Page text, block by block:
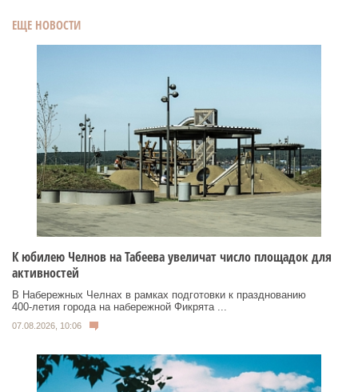
ЕЩЕ НОВОСТИ
К юбилею Челнов на Табеева увеличат число площадок для
активностей
В Набережных Челнах в рамках подготовки к празднованию
400‑летия города на набережной Фикрята ...
07.08.2026, 10:06